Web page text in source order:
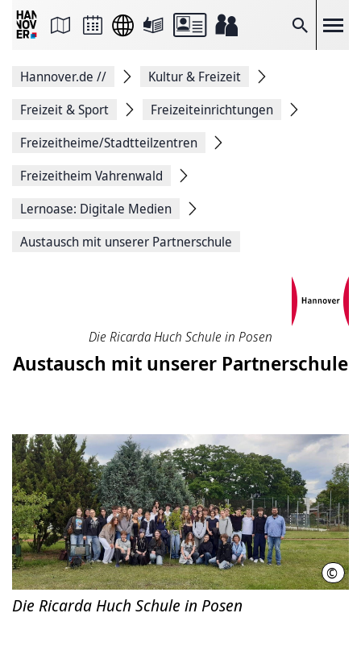
Suche
Seite
Facebook
teilen
Seitenlink
Seite
Hannover.de //
Kultur & Freizeit
Freizeit & Sport
Freizeiteinrichtungen
Freizeitheime/Stadtteilzentren
Freizeitheim Vahrenwald
Lernoase: Digitale Medien
Austausch mit unserer Partnerschule
Die Ricarda Huch Schule in Posen
Austausch mit unserer Partnerschule
©
Die Ricarda Huch Schule in Posen